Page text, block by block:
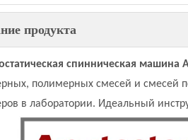
продукта
спинническая машина
полимерных смесей и смесей
в лаборатории. Идеальный